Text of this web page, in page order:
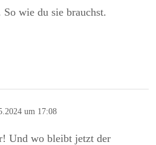
So wie du sie brauchst.
um 17:08
Und wo bleibt jetzt der